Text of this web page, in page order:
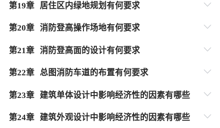
第19章 居住区内绿地规划有何要求
第20章 消防登高操作场地有何要求
第21章 消防登高面的设计有何要求
第22章 总图消防车道的布置有何要求
第23章 建筑单体设计中影响经济性的因素有哪些
第24章 建筑外观设计中影响经济性的因素有哪些